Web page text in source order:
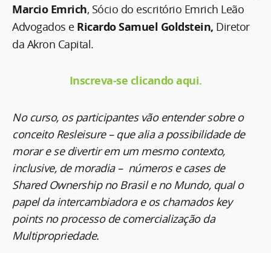
Marcio Emrich, Sócio do escritório Emrich Leão
Advogados e Ricardo Samuel Goldstein, Diretor
da Akron Capital.
Inscreva-se clicando aqui.
No curso, os participantes vão entender sobre o
conceito Resleisure – que alia a possibilidade de
morar e se divertir em um mesmo contexto,
inclusive, de moradia – números e cases de
Shared Ownership no Brasil e no Mundo, qual o
papel da intercambiadora e os chamados key
points no processo de comercialização da
Multipropriedade.